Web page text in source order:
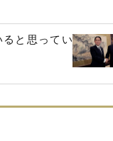
と思ってい